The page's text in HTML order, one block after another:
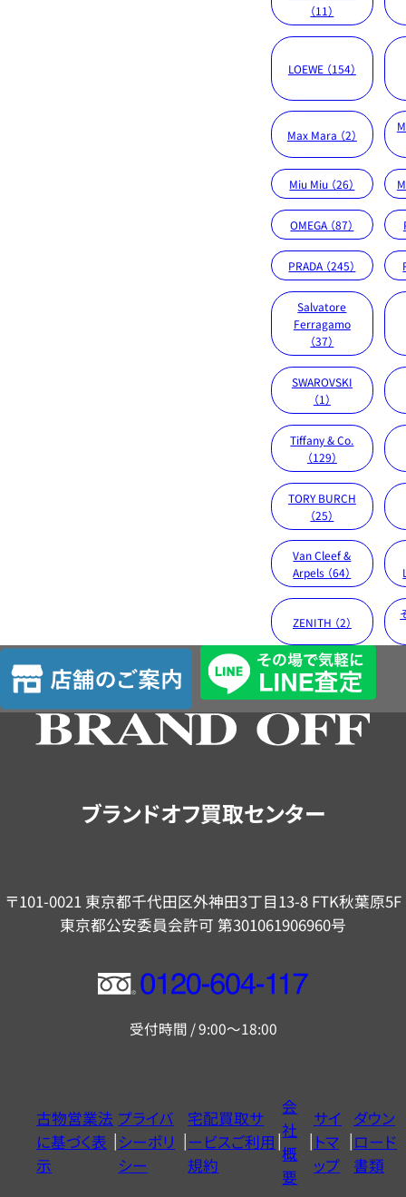
（11）
LOEWE （154）
Max Mara （2）
Miu Miu （26）
OMEGA （87）
PRADA （245）
Salvatore
Ferragamo
（37）
SWAROVSKI
（1）
Tiffany & Co.
（129）
TORY BURCH
（25）
Van Cleef &
Arpels （64）
ZENITH （2）
店
舗
の
ブランドオフ買取センター
〒101-0021 東京都千代田区外神田3丁目13-8 FTK秋葉原5F
東京都公安委員会許可 第301061906960号
フ
ー
ヤ
ル
0120604117
受付時間 / 9:00～18:00
古物営業法
に基づく表
示
プライバ
シーポリ
シー
宅配買取サ
ービスご利用
規約
会
社
概
要
サイ
トマ
ップ
ダウン
ロード
書類